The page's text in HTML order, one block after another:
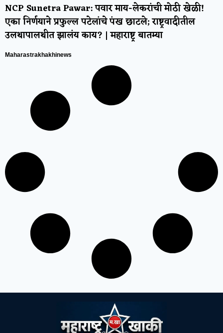
NCP Sunetra Pawar: पवार माय-लेकरांची मोठी खेळी!
एका निर्णयाने प्रफुल्ल पटेलांचे पंख छाटले; राष्ट्रवादीतील
उलथापालथीत झालंय काय? | महाराष्ट्र बातम्या
Maharastrakhakhinews